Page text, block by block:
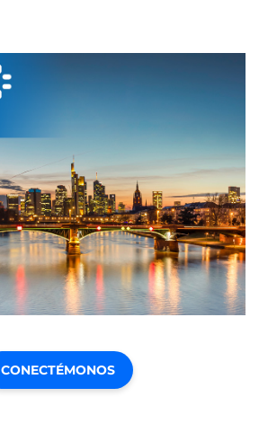
CONECTÉMONOS